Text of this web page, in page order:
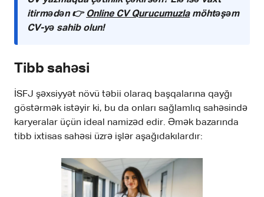
itirmədən 👉 Online CV Qurucumuzlamöhtəşəm
CV-yə sahib olun!
Tibb sahəsi
İSFJ şəxsiyyət növü təbii olaraq başqalarına qayğı
göstərmək istəyir ki, bu da onları sağlamlıq sahəsində
karyeralar üçün ideal namizəd edir. Əmək bazarında
tibb ixtisas sahəsi üzrə işlər aşağıdakılardır: